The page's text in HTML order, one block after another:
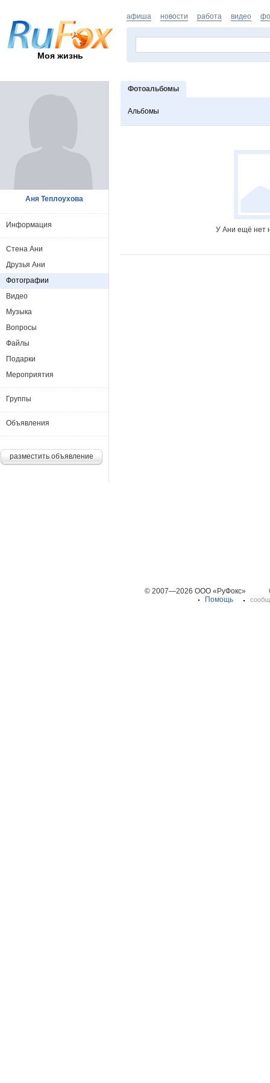
Моя жизнь
афиша новости работа видео
Фотоальбомы
Альбомы
У Ани ещё нет
Аня Теплоухова
Информация
Стена Ани
Друзья Ани
Фотографии
Видео
Музыка
Вопросы
Файлы
Подарки
Мероприятия
Группы
Объявления
разместить объявление
© 2007—2026 ООО «РуФокс»
Помощь